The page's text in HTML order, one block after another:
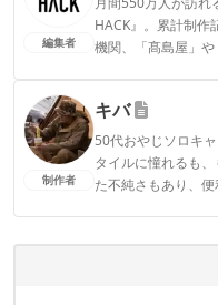
編集者
HACK』。累計制作
機関、「髙島屋」
CAMP HACK編集
制作者
キバ
50代おやじソロキ
タイルに憧れるも
た不純さもあり、
キバのプロフィ